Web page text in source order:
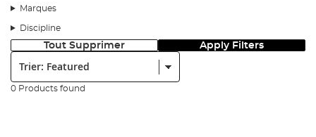
Marques
Discipline
Tout Supprimer Apply Filters
0 Products found